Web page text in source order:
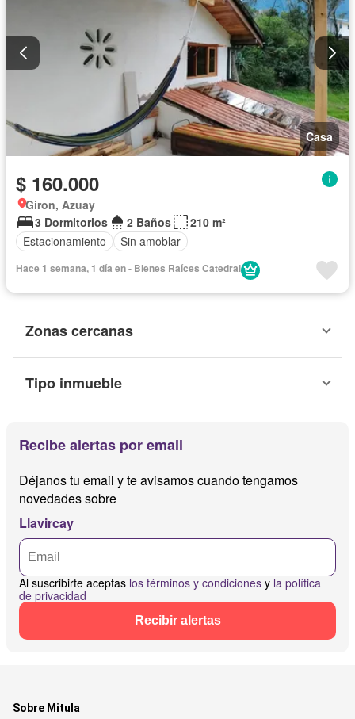
Casa
$ 160.000
Giron, Azuay
3 Dormitorios
2 Baños
210 m²
Estacionamiento
Sin amoblar
Hace 1 semana, 1 día en - Bienes Raíces Catedral
Zonas cercanas
Tipo inmueble
Recibe alertas por email
Déjanos tu email y te avisamos cuando tengamos
novedades sobre
Llavircay
Al suscribirte aceptas los términos y condiciones y la política
de privacidad
Recibir alertas
Sobre Mitula